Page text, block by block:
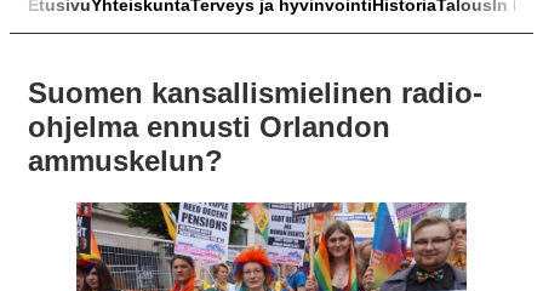
EtusivuYhteiskuntaTerveys ja hyvinvointiHistoriaTalousIn
Suomen kansallismielinen radio-
ohjelma ennusti Orlandon
ammuskelun?